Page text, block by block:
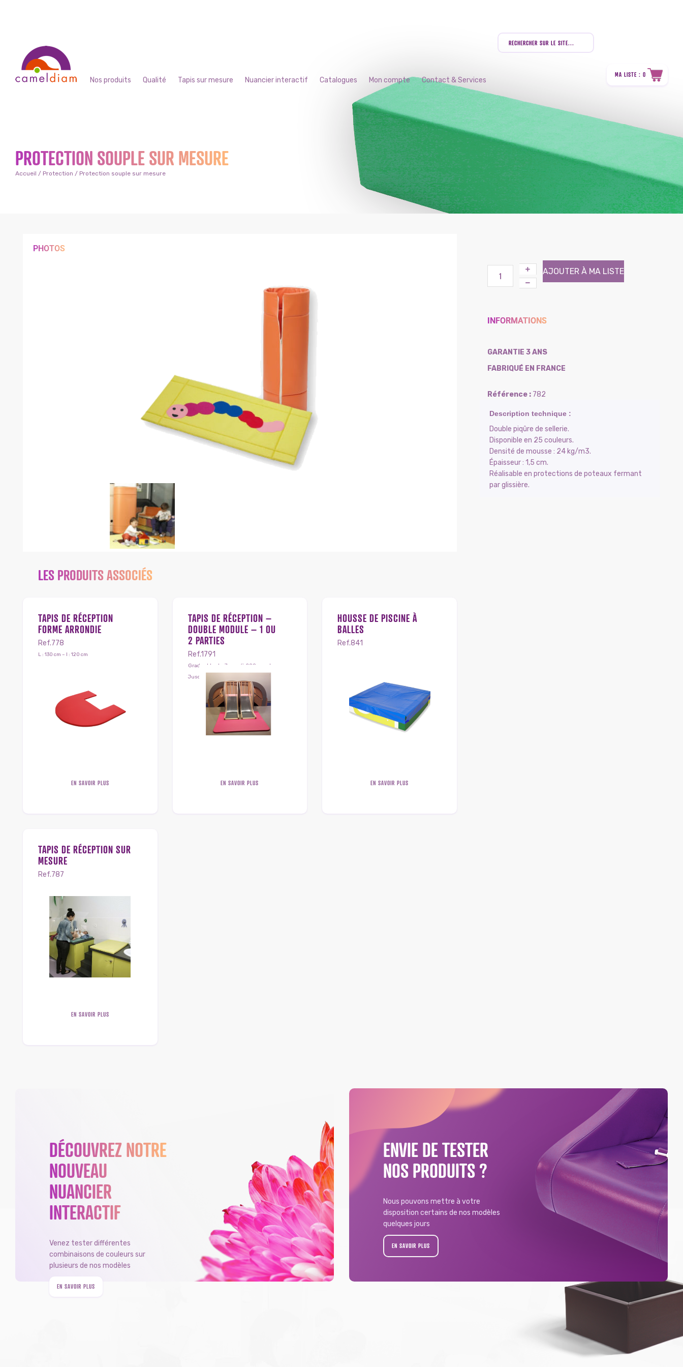
Nos produits Qualité Tapis sur mesure Nuancier interactif Catalogues Mon compte Contact & Services
MA LISTE : 0
PROTECTION SOUPLE SUR MESURE
Accueil / Protection / Protection souple sur mesure
PHOTOS
LES PRODUITS ASSOCIÉS
TAPIS DE RÉCEPTION
FORME ARRONDIE
Ref.778
L : 130 cm – l : 120 cm
EN SAVOIR PLUS
TAPIS DE RÉCEPTION –
DOUBLE MODULE – 1 OU
2 PARTIES
Ref.1791
Graduable : L : Jusqu’à 200 cm – l :
Jusqu’à 130 cm
EN SAVOIR PLUS
HOUSSE DE PISCINE À
BALLES
Ref.841
EN SAVOIR PLUS
TAPIS DE RÉCEPTION SUR
MESURE
Ref.787
EN SAVOIR PLUS
AJOUTER À MA LISTE
INFORMATIONS
GARANTIE 3 ANS
FABRIQUÉ EN FRANCE
782
Double piqûre de sellerie.
Disponible en 25 couleurs.
Densité de mousse : 24 kg/m3.
Épaisseur : 1,5 cm.
Réalisable en protections de poteaux fermant
par glissière.
DÉCOUVREZ NOTRE
NOUVEAU
NUANCIER
INTERACTIF
Venez tester différentes
combinaisons de couleurs sur
plusieurs de nos modèles
EN SAVOIR PLUS
ENVIE DE TESTER
NOS PRODUITS ?
Nous pouvons mettre à votre
disposition certains de nos modèles
quelques jours
EN SAVOIR PLUS